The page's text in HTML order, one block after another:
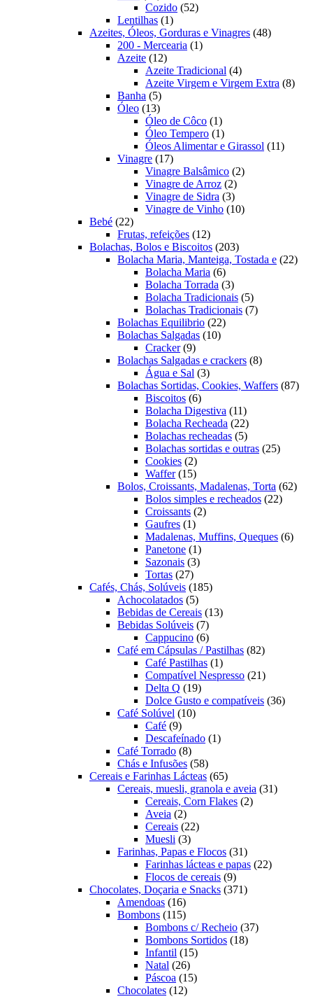
produtos
Cozido 5252
Lentilhas 11
produto
Azeites, Óleos, Gorduras e Vinagres 4848
200 - Mercearia 11
Azeite 1212
produtos
Azeite Tradicional 44
produtos
Azeite Virgem e Virgem Extra 88
Banha 55
produtos
Óleo 1313
produtos
Óleo de Côco 11
produto
Óleo Tempero 11
produto
Óleos Alimentar e Girassol 1111
Vinagre 1717
produtos
Vinagre Balsâmico 22
Vinagre de Arroz 22
produtos
Vinagre de Sidra 33
produtos
Vinagre de Vinho 1010
Bebé 2222
produtos
Frutas, refeições 1212
produtos
Bolachas, Bolos e Biscoitos 203203
produtos
Bolacha Maria, Manteiga, Tostada e 2222
Bolacha Maria 66
produtos
Bolacha Torrada 33
produtos
Bolacha Tradicionais 55
produtos
Bolachas Tradicionais 77
Bolachas Equilibrio 2222
Bolachas Salgadas 1010
Cracker 99
produtos
Bolachas Salgadas e crackers 88
Água e Sal 33
produtos
Bolachas Sortidas, Cookies, Waffers 8787
Biscoitos 66
produtos
Bolacha Digestiva 1111
produtos
Bolacha Recheada 2222
produtos
Bolachas recheadas 55
produtos
Bolachas sortidas e outras 2525
Cookies 22
produtos
Waffer 1515
produtos
Bolos, Croissants, Madalenas, Torta 6262
Bolos simples e recheados 2222
Croissants 22
Gaufres 11
produto
Madalenas, Muffins, Queques 66
Panetone 11
produto
Sazonais 33
Tortas 2727
produtos
Cafés, Chás, Solúveis 185185
Achocolatados 55
produtos
Bebidas de Cereais 1313
Bebidas Solúveis 77
produtos
Cappucino 66
produtos
Café em Cápsulas / Pastilhas 8282
Café Pastilhas 11
produto
Compatível Nespresso 2121
Delta Q 1919
produtos
Dolce Gusto e compatíveis 3636
Café Solúvel 1010
Café 99
produtos
Descafeínado 11
Café Torrado 88
produtos
Chás e Infusões 5858
produtos
Cereais e Farinhas Lácteas 6565
produtos
Cereais, muesli, granola e aveia 3131
Cereais, Corn Flakes 22
Aveia 22
produtos
Cereais 2222
Muesli 33
produtos
Farinhas, Papas e Flocos 3131
produtos
Farinhas lácteas e papas 2222
Flocos de cereais 99
produtos
Chocolates, Doçaria e Snacks 371371
Amendoas 1616
produtos
Bombons 115115
produtos
Bombons c/ Recheio 3737
Bombons Sortidos 1818
Infantil 1515
Natal 2626
produtos
Páscoa 1515
Chocolates 1212